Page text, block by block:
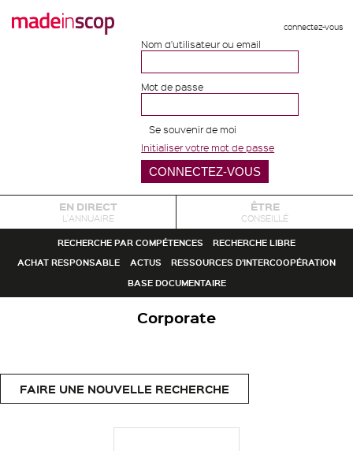
connectez-vous
Nom d'utilisateur ou email
Mot de passe
Se souvenir de moi
Initialiser votre mot de passe
EN DIRECT
L'ANNUAIRE
ÊTRE
CONSEILLÉ
RECHERCHE PAR COMPÉTENCES
RECHERCHE LIBRE
ACHAT RESPONSABLE
ACTUS
RESSOURCES D'INTERCOOPÉRATION
BASE DOCUMENTAIRE
Corporate
FAIRE UNE NOUVELLE RECHERCHE